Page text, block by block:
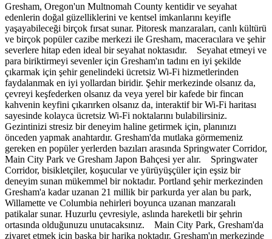
Gresham, Oregon'un Multnomah County kentidir ve seyahat
edenlerin doğal güzelliklerini ve kentsel imkanlarını keyifle
yaşayabileceği birçok fırsat sunar. Pitoresk manzaraları, canlı kültürü
ve birçok popüler cazibe merkezi ile Gresham, maceracılara ve şehir
severlere hitap eden ideal bir seyahat noktasıdır. Seyahat etmeyi ve
para biriktirmeyi sevenler için Gresham'ın tadını en iyi şekilde
çıkarmak için şehir genelindeki ücretsiz Wi-Fi hizmetlerinden
faydalanmak en iyi yollardan biridir. Şehir merkezinde olsanız da,
çevreyi keşfederken olsanız da veya yerel bir kafede bir fincan
kahvenin keyfini çıkarırken olsanız da, interaktif bir Wi-Fi haritası
sayesinde kolayca ücretsiz Wi-Fi noktalarını bulabilirsiniz.
Gezintinizi stresiz bir deneyim haline getirmek için, planınızı
önceden yapmak anahtardır. Gresham'da mutlaka görmemeniz
gereken en popüler yerlerden bazıları arasında Springwater Corridor,
Main City Park ve Gresham Japon Bahçesi yer alır. Springwater
Corridor, bisikletçiler, koşucular ve yürüyüşçüler için eşsiz bir
deneyim sunan mükemmel bir noktadır. Portland şehir merkezinden
Gresham'a kadar uzanan 21 millik bir parkurda yer alan bu park,
Willamette ve Columbia nehirleri boyunca uzanan manzaralı
patikalar sunar. Huzurlu çevresiyle, aslında hareketli bir şehrin
ortasında olduğunuzu unutacaksınız. Main City Park, Gresham'da
ziyaret etmek için başka bir harika noktadır. Gresham'ın merkezinde